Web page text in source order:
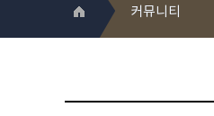
커뮤니티
취업성공지원과